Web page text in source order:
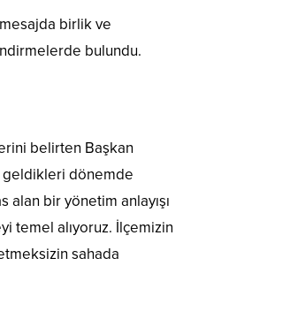
mesajda birlik ve
bulundu.
belirten Başkan
geldikleri dönemde
alan bir yönetim anlayışı
temel alıyoruz. İlçemizin
sahada